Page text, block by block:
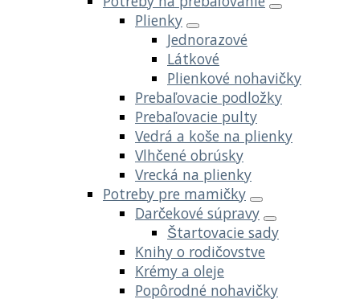
Plienky
Jednorazové
Látkové
Plienkové nohavičky
Prebaľovacie podložky
Prebaľovacie pulty
Vedrá a koše na plienky
Vlhčené obrúsky
Vrecká na plienky
Potreby pre mamičky
Darčekové súpravy
Štartovacie sady
Knihy o rodičovstve
Krémy a oleje
Popôrodné nohavičky